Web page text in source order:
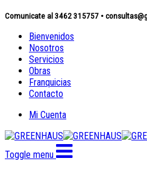
Comunicate al 3462 315757 •
Bienvenidos
Nosotros
Servicios
Obras
Franquicias
Contacto
Mi Cuenta
Toggle menu